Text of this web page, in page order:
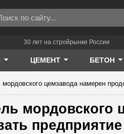
30 лет на стройрынке России
ЦЕМЕНТ БЕТОН
цемзавода намерен
мордовского
предприятие